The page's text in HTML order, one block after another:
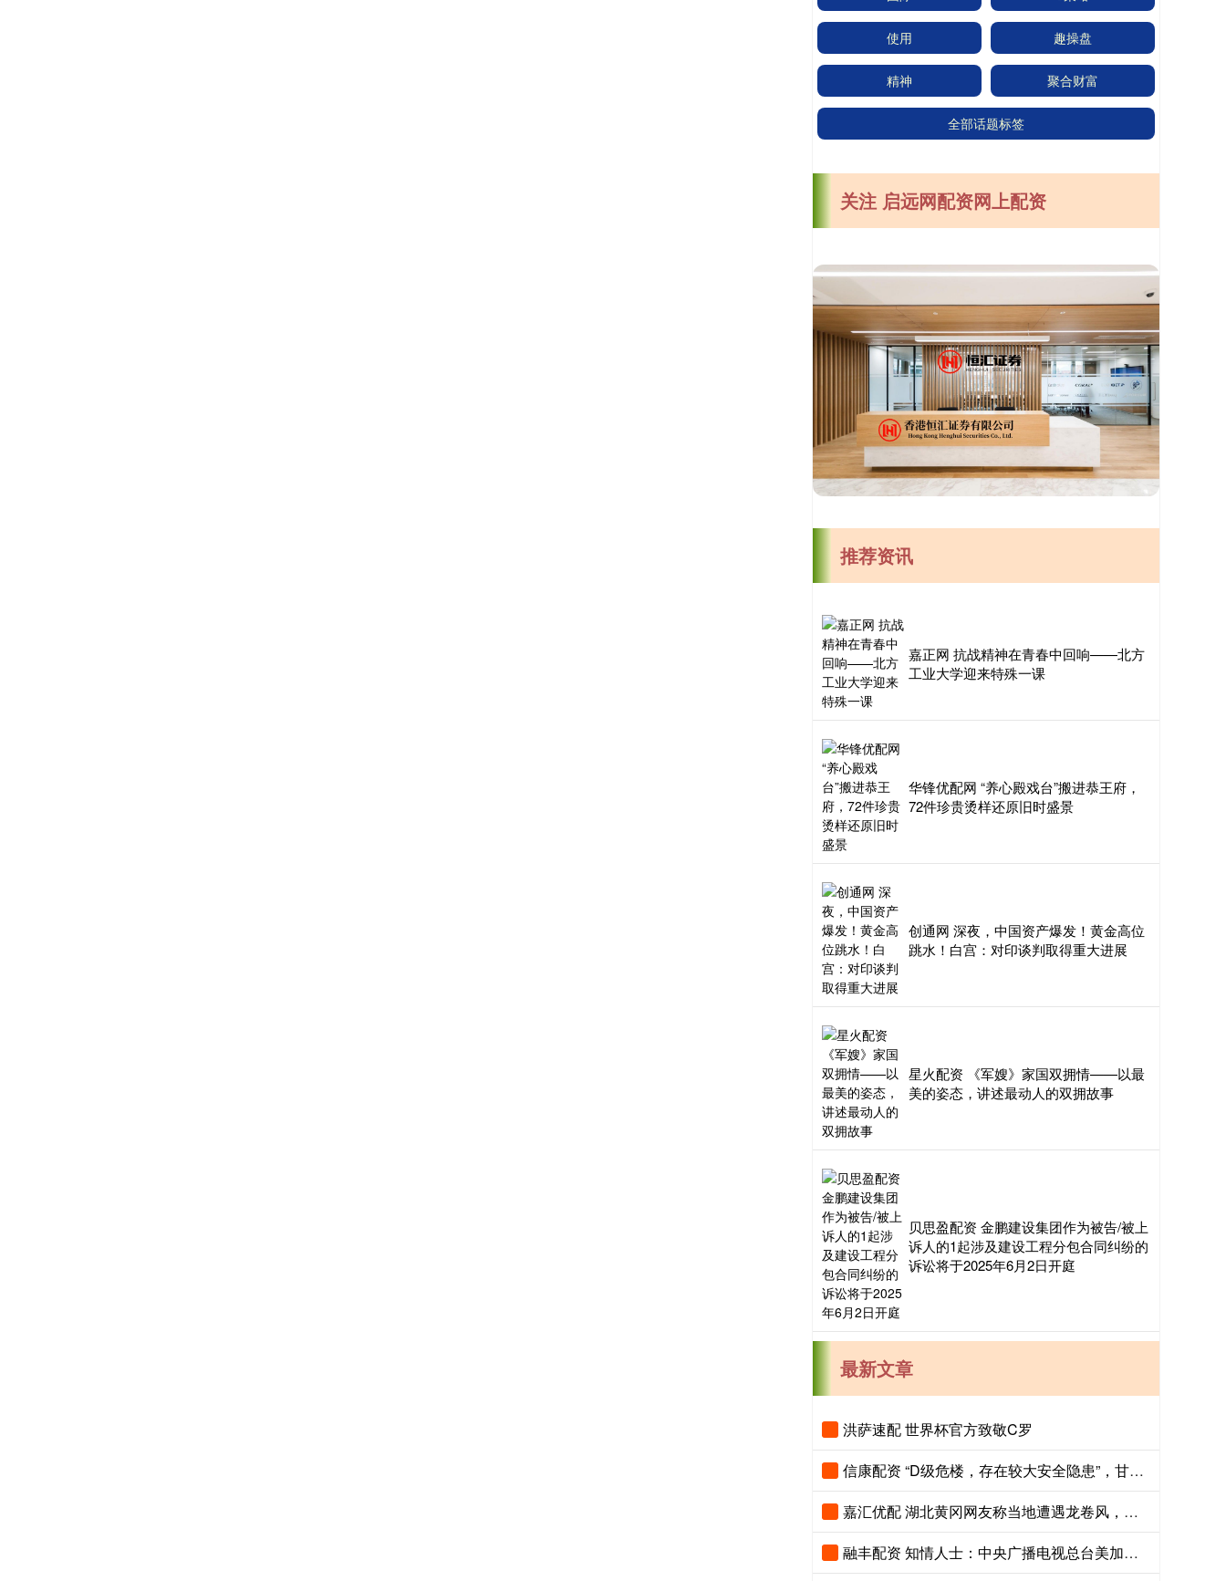
使用 趣操盘
精神 聚合财富
全部话题标签
关注 启远网配资网上配资
推荐资讯
嘉正网 抗战精神在青春中回响——北方
工业大学迎来特殊一课
华锋优配网 “养心殿戏台”搬进恭王府，
72件珍贵烫样还原旧时盛景
创通网 深夜，中国资产爆发！黄金高位
跳水！白宫：对印谈判取得重大进展
星火配资 《军嫂》家国双拥情——以最
美的姿态，讲述最动人的双拥故事
贝思盈配资 金鹏建设集团作为被告/被上
诉人的1起涉及建设工程分包合同纠纷的
诉讼将于2025年6月2日开庭
最新文章
洪萨速配 世界杯官方致敬C罗
信康配资 “D级危楼，存在较大安全隐患”，甘肃省天水市政府机关办公楼发布搬迁公告
嘉汇优配 湖北黄冈网友称当地遭遇龙卷风，黄冈师范学院学生：体育场顶棚被掀翻，有人被教室碎玻璃划伤
融丰配资 知情人士：中央广播电视总台美加墨世界杯的版权费为6000万美元